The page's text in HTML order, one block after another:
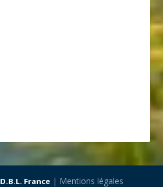
D.B.L. France| Mentions légales